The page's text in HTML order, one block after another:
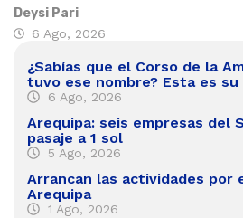
Deysi Pari
6 Ago, 2026
¿Sabías que el Corso de la
tuvo ese nombre? Esta es
6 Ago, 2026
Arequipa: seis empresas del
pasaje a 1 sol
5 Ago, 2026
Arrancan las actividades por
Arequipa
1 Ago, 2026